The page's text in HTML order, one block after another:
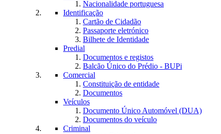
Nacionalidade portuguesa
Identificação
Cartão de Cidadão
Passaporte eletrónico
Bilhete de Identidade
Predial
Documentos e registos
Balcão Único do Prédio - BUPi
Comercial
Constituição de entidade
Documentos
Veículos
Documento Único Automóvel (DUA)
Documentos do veículo
Criminal